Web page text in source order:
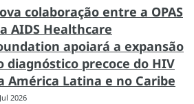
colaboração entre a OPAS
AIDS Healthcare
apoiará a expansão
diagnóstico precoce do HIV
América Latina e no Caribe
2026